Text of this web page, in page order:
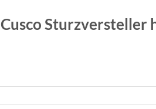
Cusco Sturzversteller